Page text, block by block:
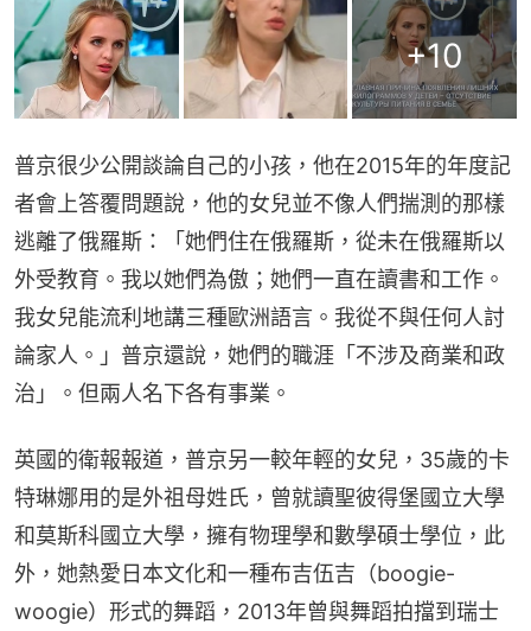
+10
普京很少公開談論自己的小孩，他在2015年的年度記
者會上答覆問題說，他的女兒並不像人們揣測的那樣
逃離了俄羅斯：「她們住在俄羅斯，從未在俄羅斯以
外受教育。我以她們為傲；她們一直在讀書和工作。
我女兒能流利地講三種歐洲語言。我從不與任何人討
論家人。」普京還說，她們的職涯「不涉及商業和政
治」。但兩人名下各有事業。
英國的衛報報道，普京另一較年輕的女兒，35歲的卡
特琳娜用的是外祖母姓氏，曾就讀聖彼得堡國立大學
和莫斯科國立大學，擁有物理學和數學碩士學位，此
外，她熱愛日本文化和一種布吉伍吉（boogie-
woogie）形式的舞蹈，2013年曾與舞蹈拍擋到瑞士